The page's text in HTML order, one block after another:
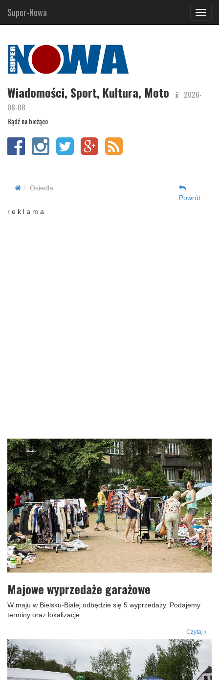
Super-Nowa
Wiadomości, Sport, Kultura, Moto
2026-
08-08
Bądź na bieżąco
Osiedla
Powrót
r e k l a m a
Majowe wyprzedaże garażowe
W maju w Bielsku-Białej odbędzie się 5 wyprzedaży. Podajemy
terminy oraz lokalizacje
Czytaj